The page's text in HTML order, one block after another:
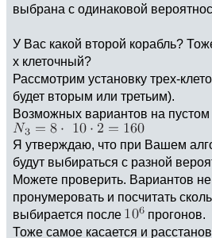
выбрана с одинаковой
У Вас какой второй корабль?
х клеточный?
Рассмотрим установку трех-
будет вторым или третьим).
Возможных вариантов на пустом
Я утверждаю, что при Вашем
будут выбираться с разной
Можете проверить. Вариантов
пронумеровать и посчитать
выбирается после
прогонов.
Тоже самое касается и